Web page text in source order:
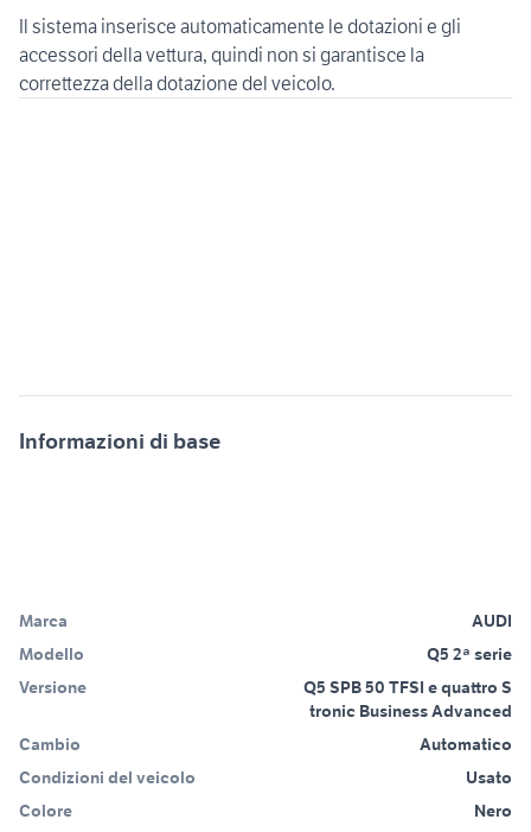
Il sistema inserisce automaticamente le dotazioni e gli
accessori della vettura, quindi non si garantisce la
Informazioni di base
Marca
AUDI
Modello
Q5 2ª serie
Versione
Q5 SPB 50 TFSI e quattro S
tronic Business Advanced
Cambio
Automatico
Condizioni del veicolo
Usato
Colore
Nero